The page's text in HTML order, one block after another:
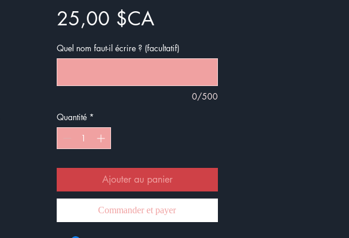
25,00 $CAPrix
Quel nom faut-il écrire ? (facultatif)
0/500
Quantité *
Ajouter au panier
Commander et payer